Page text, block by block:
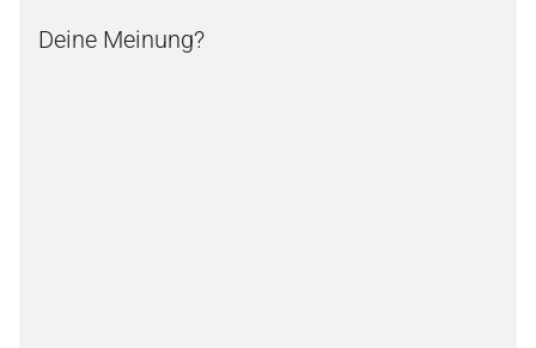
Deine Meinung?